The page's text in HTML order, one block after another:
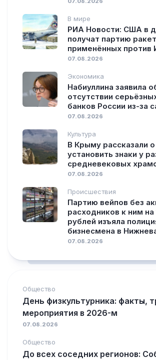
В мире
РИА Новости: США в
получат партию ракет
применённых против
07.08.2026
Экономика
Набиуллина заявила
отсутствии
банков России из-за
07.08.2026
Культура
В Крыму рассказали о
установить знаки у
средневековых
07.08.2026
Происшествия
Партию вейпов без
расходников к ним на
рублей изъяла
бизнесмена в
07.08.2026
Общество
День физкультурника: факты,
мероприятия в 2026-м
07.08.2026
Общество
До всех соседних регионов: